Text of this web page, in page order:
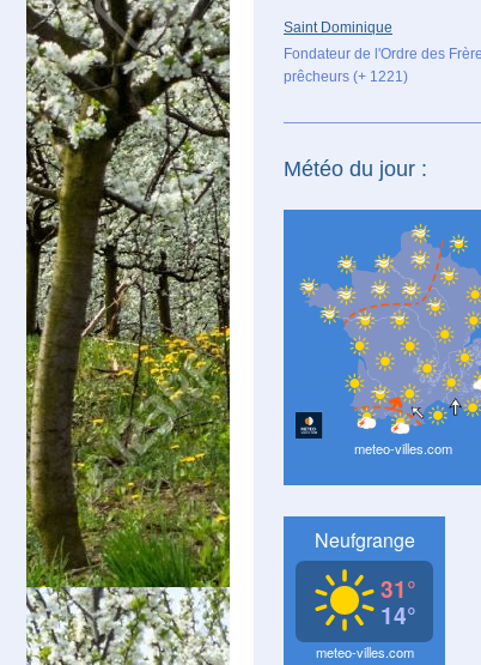
Saint Dominique
Fondateur de l'Ordre des
prêcheurs (+ 1221)
Météo du jour :